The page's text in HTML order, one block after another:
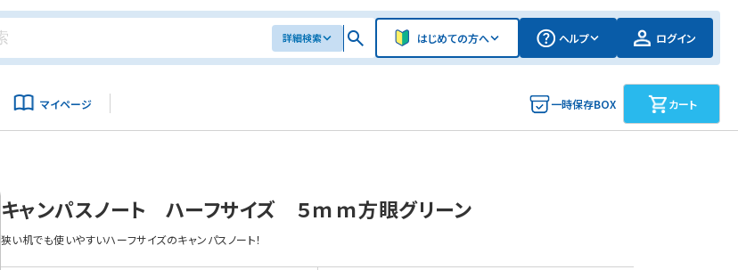
詳細検索 はじめての方へ ヘルプ ログイン
マイページ 一時保存BOX カート
キャンパスノート ハーフサイズ ５ｍｍ方眼グリーン
狭い机でも使いやすいハーフサイズのキャンパスノート！